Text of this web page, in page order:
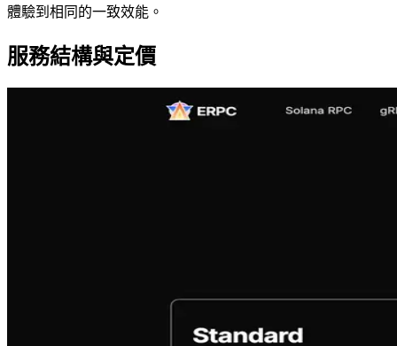
體驗到相同的一致效能。
服務結構與定價